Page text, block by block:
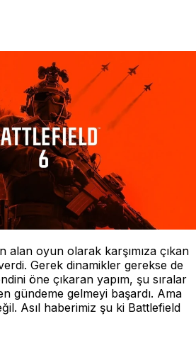
alan oyun olarak karşımıza çıkan
Gerek dinamikler gerekse de
öne çıkaran yapım, şu sıralar
gündeme gelmeyi başardı. Ama
Asıl haberimiz şu ki Battlefield